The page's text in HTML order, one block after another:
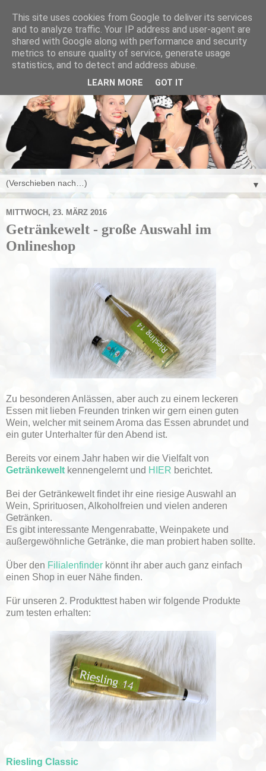
▼
MITTWOCH, 23. MÄRZ 2016
Getränkewelt - große Auswahl im
Onlineshop
Zu besonderen Anlässen, aber auch zu einem leckeren
Essen mit lieben Freunden trinken wir gern einen guten
Wein, welcher mit seinem Aroma das Essen abrundet und
ein guter Unterhalter für den Abend ist.
Bereits vor einem Jahr haben wir die Vielfalt von
Getränkewelt kennengelernt und HIER berichtet.
Bei der Getränkewelt findet ihr eine riesige Auswahl an
Wein, Sprirituosen, Alkoholfreien und vielen anderen
Getränken.
Es gibt interessante Mengenrabatte, Weinpakete und
außergewöhnliche Getränke, die man probiert haben sollte.
Über den Filialenfinder könnt ihr aber auch ganz einfach
einen Shop in euer Nähe finden.
Für unseren 2. Produkttest haben wir folgende Produkte
zum testen erhalten:
Riesling Classic
This site uses cookies from Google to deliver its services
and to analyze traffic. Your IP address and user-agent are
shared with Google along with performance and security
metrics to ensure quality of service, generate usage
statistics, and to detect and address abuse.
LEARN MORE GOT IT